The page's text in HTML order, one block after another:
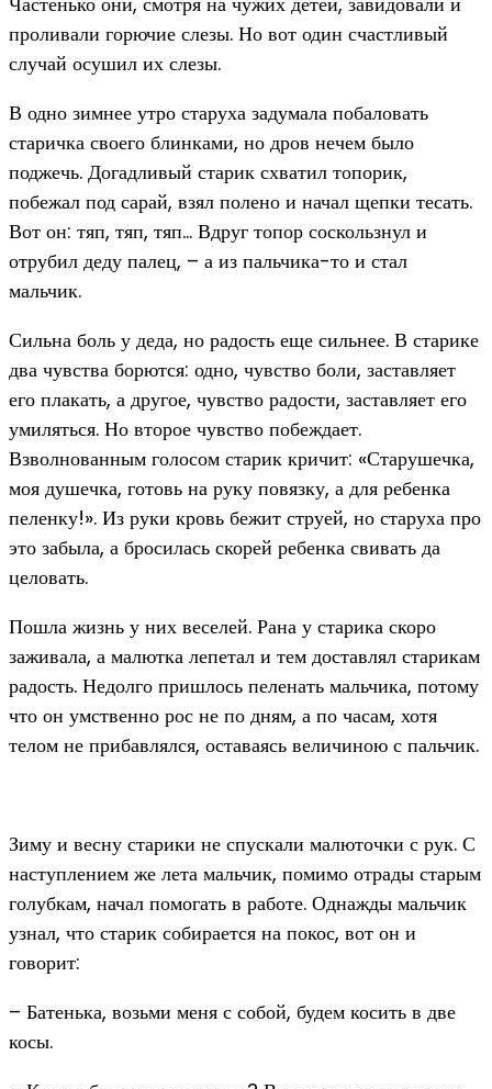
проливали горючие слезы. Но вот один счастливый
случай осушил их слезы.
В одно зимнее утро старуха задумала побаловать
старичка своего блинками, но дров нечем было
поджечь. Догадливый старик схватил топорик,
побежал под сарай, взял полено и начал щепки тесать.
Вот он: тяп, тяп, тяп… Вдруг топор соскользнул и
отрубил деду палец, – а из пальчика-то и стал
мальчик.
Сильна боль у деда, но радость еще сильнее. В старике
два чувства борются: одно, чувство боли, заставляет
его плакать, а другое, чувство радости, заставляет его
умиляться. Но второе чувство побеждает.
Взволнованным голосом старик кричит: «Старушечка,
моя душечка, готовь на руку повязку, а для ребенка
пеленку!». Из руки кровь бежит струей, но старуха про
это забыла, а бросилась скорей ребенка свивать да
целовать.
Пошла жизнь у них веселей. Рана у старика скоро
заживала, а малютка лепетал и тем доставлял старикам
радость. Недолго пришлось пеленать мальчика, потому
что он умственно рос не по дням, а по часам, хотя
телом не прибавлялся, оставаясь величиною с пальчик.
Зиму и весну старики не спускали малюточки с рук. С
наступлением же лета мальчик, помимо отрады старым
голубкам, начал помогать в работе. Однажды мальчик
узнал, что старик собирается на покос, вот он и
говорит:
– Батенька, возьми меня с собой, будем косить в две
косы.